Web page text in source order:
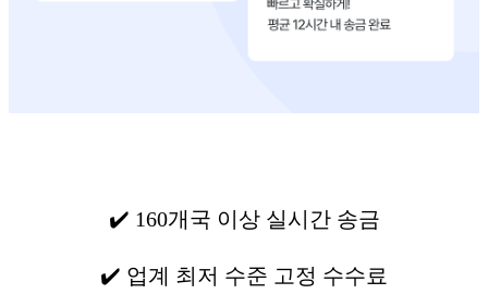
✔️ 160개국 이상 실시간 송금
✔️ 업계 최저 수준 고정 수수료